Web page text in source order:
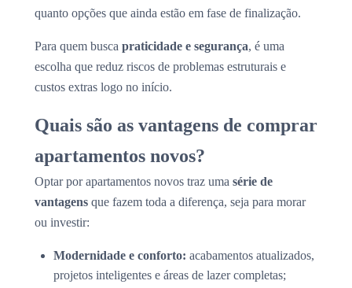
quanto opções que ainda estão em fase de finalização.
Para quem busca praticidade e segurança, é uma
escolha que reduz riscos de problemas estruturais e
custos extras logo no início.
Quais são as vantagens de comprar
apartamentos novos?
Optar por apartamentos novos traz uma série de
vantagens que fazem toda a diferença, seja para morar
ou investir:
Modernidade e conforto: acabamentos atualizados,
projetos inteligentes e áreas de lazer completas;